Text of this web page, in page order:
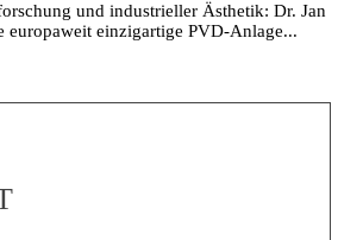
und industrieller Ästhetik: Dr. Jan
europaweit einzigartige PVD-Anlage...